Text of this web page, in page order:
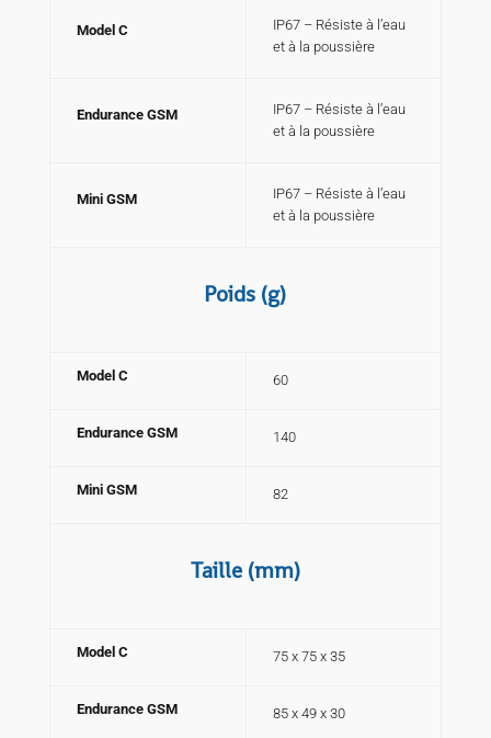
Model C
IP67 – Résiste à l’eau
et à la poussière
Endurance GSM
IP67 – Résiste à l’eau
et à la poussière
Mini GSM
IP67 – Résiste à l’eau
et à la poussière
Poids (g)
Model C 60
Endurance GSM 140
Mini GSM 82
Taille (mm)
Model C 75 x 75 x 35
Endurance GSM 85 x 49 x 30